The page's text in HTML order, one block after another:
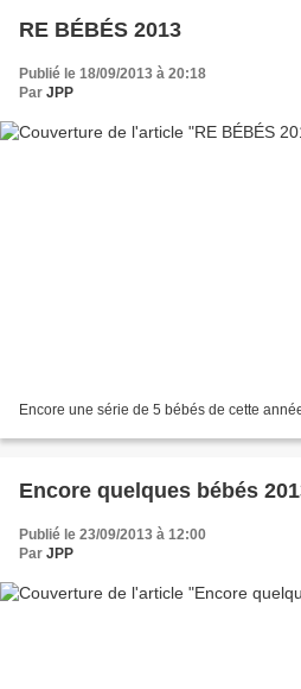
RE BÉBÉS 2013
Publié le 18/09/2013 à 20:18
Par JPP
Encore une série de 5 bébés de cette
Encore quelques bébés
Publié le 23/09/2013 à 12:00
Par JPP